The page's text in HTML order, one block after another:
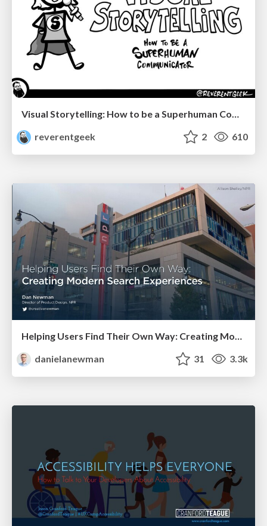
Visual Storytelling: How to be a Superhuman Communicator
reverentgeek
2 610
Helping Users Find Their Own Way: Creating Modern Search Experiences
danielanewman
31 3.3k